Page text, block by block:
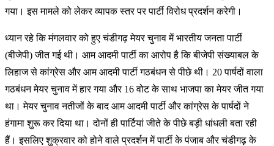
गया। इस मामले को लेकर व्यापक स्तर पर पार्टी विरोध प्रदर्शन करेगी।
ध्यान रहे कि मंगलवार को हुए चंडीगढ़ मेयर चुनाव में भारतीय जनता पार्टी
(बीजेपी) जीत गई थी। आम आदमी पार्टी का आरोप है कि बीजेपी संख्याबल के
लिहाज से कांग्रेस और आम आदमी पार्टी गठबंधन से पीछे थी। 20 पार्षदों वाला
गठबंधन मेयर चुनाव में हार गया और 16 वोट के साथ भाजपा का मेयर जीत गया
था। मेयर चुनाव नतीजों के बाद आम आदमी पार्टी और कांग्रेस के पार्षदों ने
हंगामा शुरू कर दिया था। दोनों ही पार्टियां जीते के पीछे बड़ी धांधली बता रही
हैं। इसलिए शुक्रवार को होने वाले प्रदर्शन में पार्टी के पंजाब और चंडीगढ़ के